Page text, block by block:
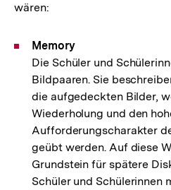
wären:
Memory
Die Schüler und
Bildpaaren. Sie
die aufgedeckten Bilder,
Wiederholung und den
Aufforderungscharakter
geübt werden. Auf diese
Grundstein für spätere
Schüler und Schülerinnen